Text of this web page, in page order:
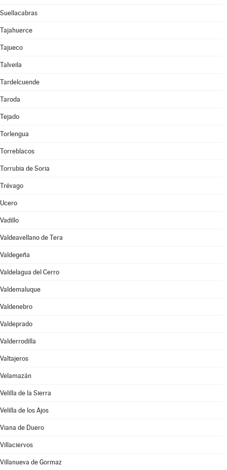
Suellacabras
Tajahuerce
Tajueco
Talveila
Tardelcuende
Taroda
Tejado
Torlengua
Torreblacos
Torrubia de Soria
Trévago
Ucero
Vadillo
Valdeavellano de Tera
Valdegeña
Valdelagua del Cerro
Valdemaluque
Valdenebro
Valdeprado
Valderrodilla
Valtajeros
Velamazán
Velilla de la Sierra
Velilla de los Ajos
Viana de Duero
Villaciervos
Villanueva de Gormaz